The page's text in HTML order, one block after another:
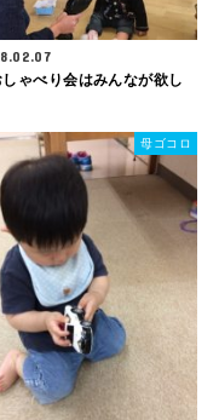
ゃべり会はみんなが欲し
母ゴコロ